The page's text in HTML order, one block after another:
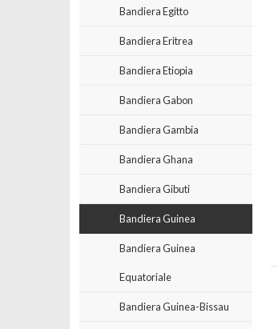
Bandiera Egitto
Bandiera Eritrea
Bandiera Etiopia
Bandiera Gabon
Bandiera Gambia
Bandiera Ghana
Bandiera Gibuti
Bandiera Guinea
Bandiera Guinea
Equatoriale
Bandiera Guinea-Bissau